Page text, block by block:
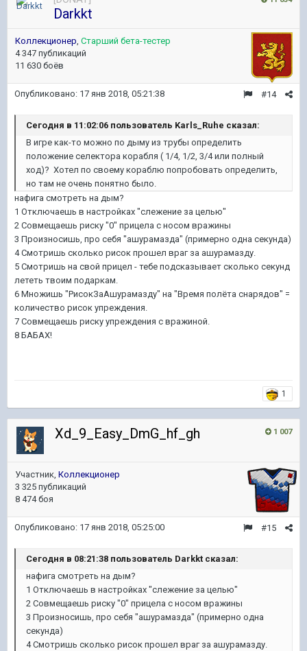
Darkkt
Коллекционер, Старший бета-тестер
4 347 публикаций
11 630 боёв
#14
Опубликовано: 17 янв 2018, 05:21:38
Сегодня в 11:02:06 пользователь Karls_Ruhe сказал:
В игре как-то можно по дыму из трубы определить
положение селектора корабля ( 1/4, 1/2, 3/4 или полный
ход)? Хотел по своему кораблю попробовать определить,
но там не очень понятно было.
нафига смотреть на дым?
1 Отключаешь в настройках "слежение за целью"
2 Совмещаешь риску "0" прицела с носом вражины
3 Произносишь, про себя "ашурамазда" (примерно одна секунда)
4 Смотришь сколько рисок прошел враг за ашурамазду.
5 Смотришь на свой прицел - тебе подсказывает сколько секунд
лететь твоим подаркам.
6 Множишь "РисокЗаАшурамазду" на "Время полёта снарядов" =
количество рисок упреждения.
7 Совмещаешь риску упреждения с вражиной.
8 БАБАХ!
1
1 007
Xd_9_Easy_DmG_hf_gh
Участник, Коллекционер
3 325 публикаций
8 474 боя
#15
Опубликовано: 17 янв 2018, 05:25:00
Сегодня в 08:21:38 пользователь Darkkt сказал:
нафига смотреть на дым?
1 Отключаешь в настройках "слежение за целью"
2 Совмещаешь риску "0" прицела с носом вражины
3 Произносишь, про себя "ашурамазда" (примерно одна
секунда)
4 Смотришь сколько рисок прошел враг за ашурамазду.